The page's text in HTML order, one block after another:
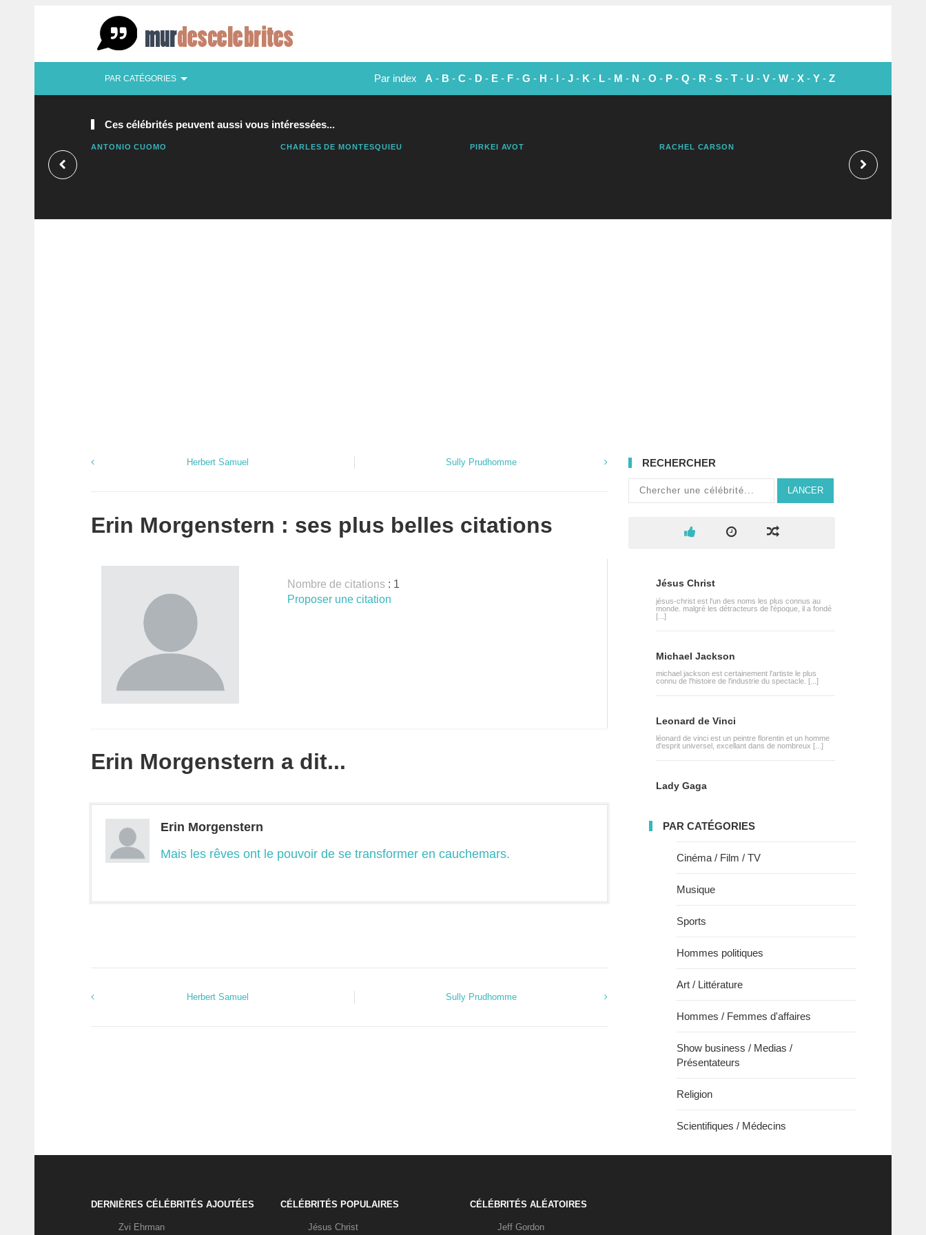
PAR CATÉGORIES Par index A - B - C - D - E - F - G - H - I - J - K - L - M - N - O - P - Q - R - S - T - U - V - W - X - Y - Z
Ces célébrités peuvent aussi vous intéressées...
ANTONIO CUOMO CHARLES DE MONTESQUIEU PIRKEI AVOT RACHEL CARSON
Herbert Samuel Sully Prudhomme
Erin Morgenstern : ses plus belles citations
Nombre de citations : 1
Proposer une citation
Erin Morgenstern a dit...
Erin Morgenstern
Mais les rêves ont le pouvoir de se transformer en cauchemars.
Herbert Samuel Sully Prudhomme
RECHERCHER
LANCER
Jésus Christ
jésus-christ est l'un des noms les plus connus au
monde. malgré les détracteurs de l'époque, il a fondé
[...]
Michael Jackson
michael jackson est certainement l'artiste le plus
connu de l'histoire de l'industrie du spectacle. [...]
Leonard de Vinci
léonard de vinci est un peintre florentin et un homme
d'esprit universel, excellant dans de nombreux [...]
Lady Gaga
PAR CATÉGORIES
Cinéma / Film / TV
Musique
Sports
Hommes politiques
Art / Littérature
Hommes / Femmes d'affaires
Show business / Medias /
Présentateurs
Religion
Scientifiques / Médecins
DERNIÈRES CÉLÉBRITÉS AJOUTÉES
Zvi Ehrman
CÉLÉBRITÉS POPULAIRES
Jésus Christ
CÉLÉBRITÉS ALÉATOIRES
Jeff Gordon